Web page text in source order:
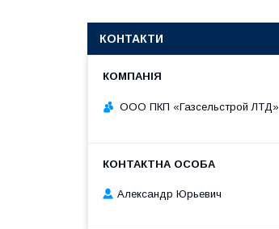
КОНТАКТИ
ООО ПКП «Газсельстрой ЛТД»
Александр Юрьевич